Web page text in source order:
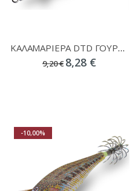
ΚΑΛΑΜΑΡΙΕΡΑ DTD ΓΟΥΡΟΥΝΑΚΙ RED KILLER 2.5
9,20 € 8,28 €
-10,00%